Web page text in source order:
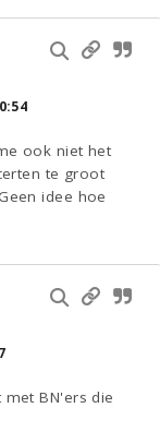
ook niet het
te groot
idee hoe
BN'ers die